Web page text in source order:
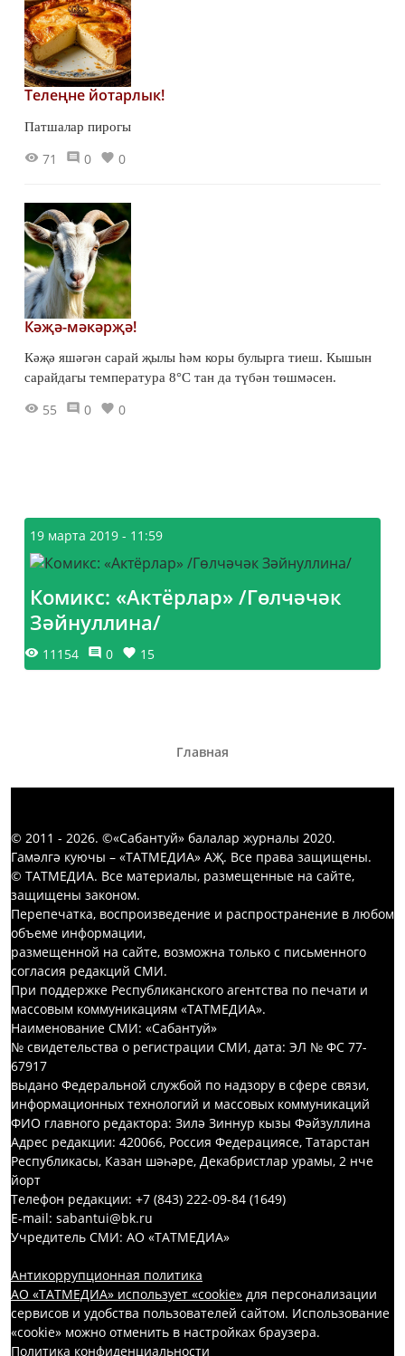
Телеңне йотарлык!
Патшалар пирогы
71 0 0
Кәҗә-мәкәрҗә!
Кәҗә яшәгән сарай җылы һәм коры булырга тиеш. Кышын
сарайдагы температура 8°С тан да түбән төшмәсен.
55 0 0
19 марта 2019 - 11:59
Комикс: «Актёрлар» /Гөлчәчәк
Зәйнуллина/
11154 0 15
Главная
© 2011 - 2026. ©«Сабантуй» балалар журналы 2020.
Гамәлгә куючы – «ТАТМЕДИА» АҖ. Все права защищены.
© ТАТМЕДИА. Все материалы, размещенные на сайте,
защищены законом.
Перепечатка, воспроизведение и распространение в любом
объеме информации,
размещенной на сайте, возможна только с письменного
согласия редакций СМИ.
При поддержке Республиканского агентства по печати и
массовым коммуникациям «ТАТМЕДИА».
Наименование СМИ: «Сабантуй»
№ свидетельства о регистрации СМИ, дата: ЭЛ № ФС 77-
67917
выдано Федеральной службой по надзору в сфере связи,
информационных технологий и массовых коммуникаций
ФИО главного редактора: Зилә Зиннур кызы Фәйзуллина
Адрес редакции: 420066, Россия Федерациясе, Татарстан
Республикасы, Казан шәһәре, Декабристлар урамы, 2 нче
йорт
Телефон редакции: +7 (843) 222-09-84 (1649)
E-mail: sabantui@bk.ru
Учредитель СМИ: АО «ТАТМЕДИА»
Антикоррупционная политика
АО «ТАТМЕДИА» использует «cookie» для персонализации
сервисов и удобства пользователей сайтом. Использование
«cookie» можно отменить в настройках браузера.
Политика конфиденциальности